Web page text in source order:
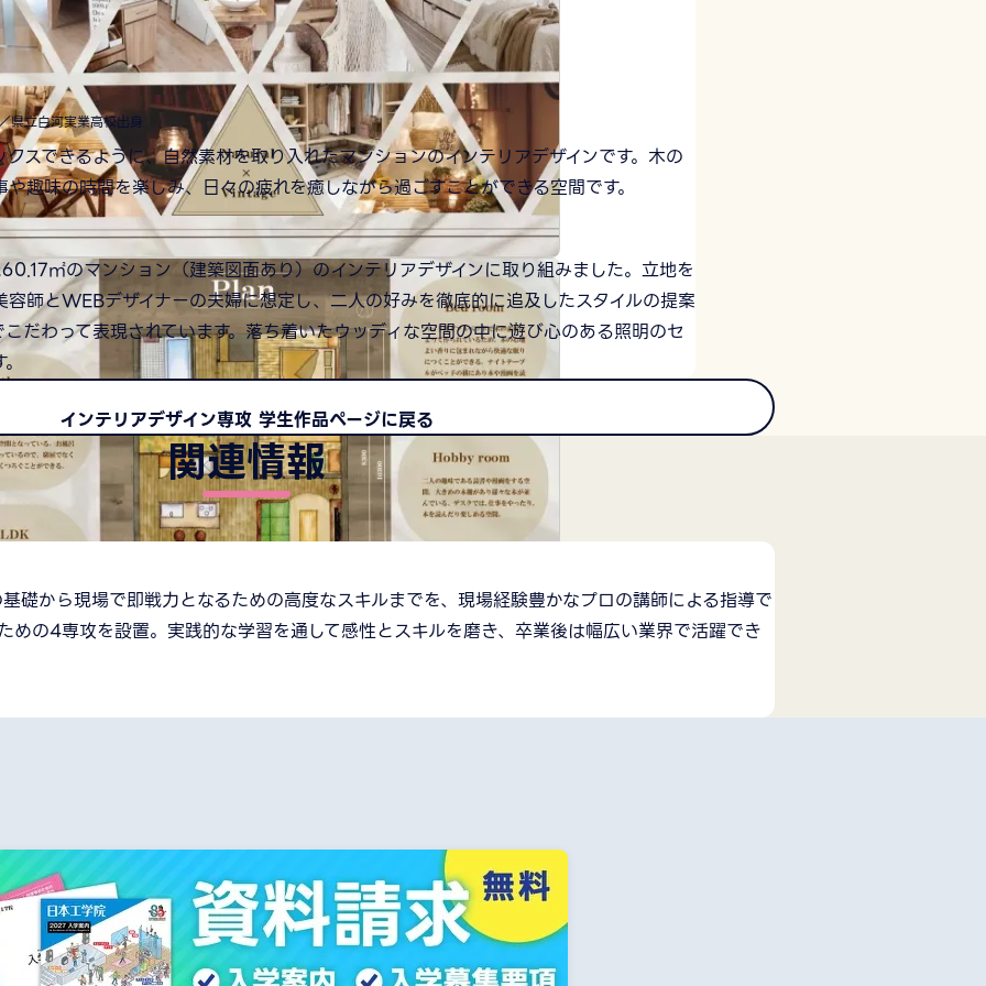
もっと見る
県立白河実業高校出身
スできるように、自然素材を取り入れたマンションのインテリアデザインです。木の
趣味の時間を楽しみ、日々の疲れを癒しながら過ごすことができる空間です。
㎡のマンション（建築図面あり）のインテリアデザインに取り組みました。立地を
師とWEBデザイナーの夫婦に想定し、二人の好みを徹底的に追及したスタイルの提案
だわって表現されています。落ち着いたウッディな空間の中に遊び心のある照明のセ
インテリアデザイン専攻 学生作品ページに戻る
関連情報
礎から現場で即戦力となるための高度なスキルまでを、現場経験豊かなプロの講師による指導で
めの4専攻を設置。実践的な学習を通して感性とスキルを磨き、卒業後は幅広い業界で活躍でき